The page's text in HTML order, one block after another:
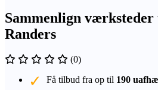
Sammenlign
Randers
(0)
Få tilbud fra op til 190